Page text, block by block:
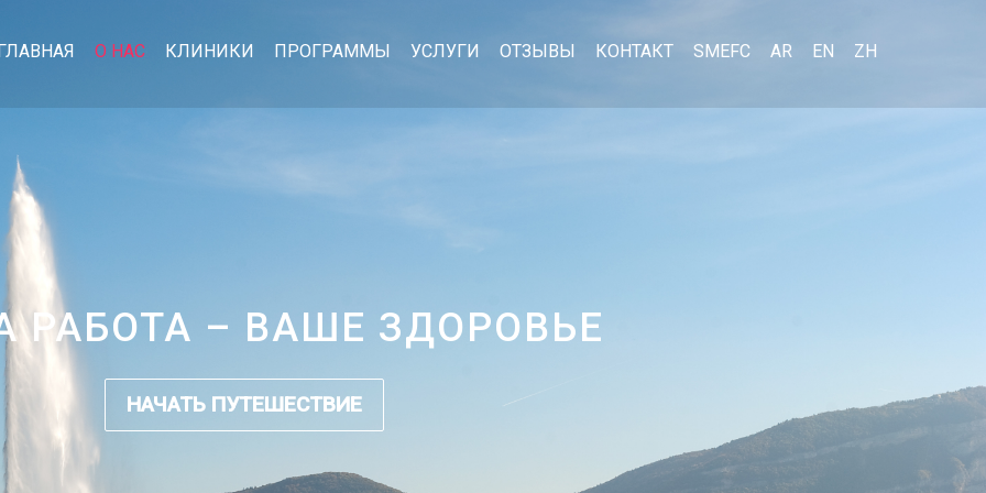
О НАС КЛИНИКИ ПРОГРАММЫ УСЛУГИ ОТЗЫВЫ КОНТАКТ SMEFC AR EN ZH
РАБОТА – ВАШЕ ЗДОРОВЬЕ
НАЧАТЬ ПУТЕШЕСТВИЕ